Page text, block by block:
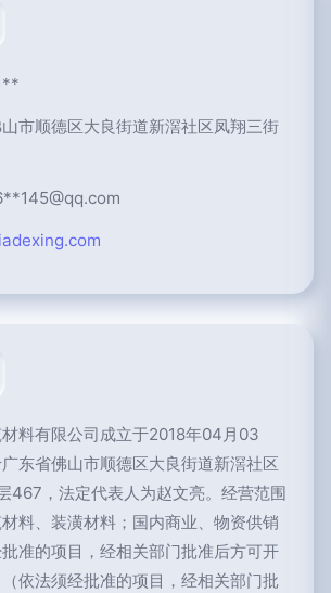
市顺德区大良街道新滘社区凤翔三街
145@qq.com
料有限公司成立于2018年04月03
东省佛山市顺德区大良街道新滘社区
467，法定代表人为赵文亮。经营范围
料、装潢材料；国内商业、物资供销
准的项目，经相关部门批准后方可开
依法须经批准的项目，经相关部门批